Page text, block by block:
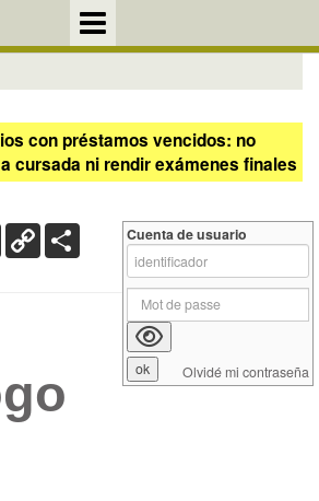
con préstamos vencidos: no
cursada ni rendir exámenes finales
X Copy
Link
Cuenta de usuario
Olvidé mi contraseña